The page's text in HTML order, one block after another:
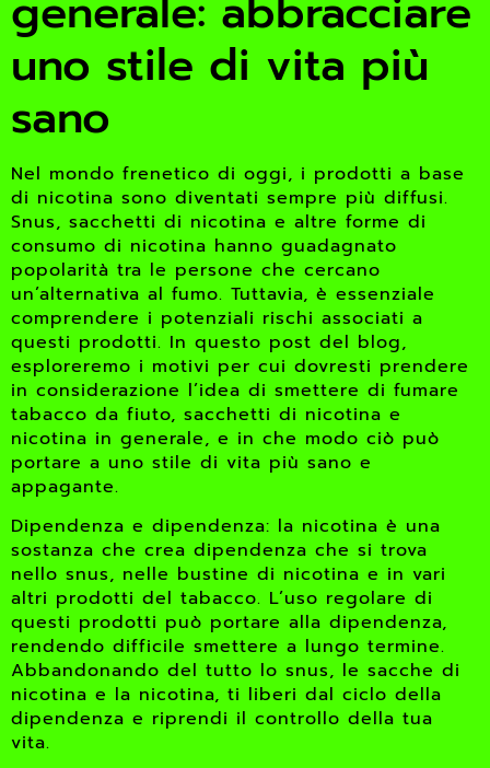
uno stile di vita più
sano
Nel mondo frenetico di oggi, i prodotti a base
di nicotina sono diventati sempre più diffusi.
Snus, sacchetti di nicotina e altre forme di
consumo di nicotina hanno guadagnato
popolarità tra le persone che cercano
un’alternativa al fumo. Tuttavia, è essenziale
comprendere i potenziali rischi associati a
questi prodotti. In questo post del blog,
esploreremo i motivi per cui dovresti prendere
in considerazione l’idea di smettere di fumare
tabacco da fiuto, sacchetti di nicotina e
nicotina in generale, e in che modo ciò può
portare a uno stile di vita più sano e
appagante.
Dipendenza e dipendenza: la nicotina è una
sostanza che crea dipendenza che si trova
nello snus, nelle bustine di nicotina e in vari
altri prodotti del tabacco. L’uso regolare di
questi prodotti può portare alla dipendenza,
rendendo difficile smettere a lungo termine.
Abbandonando del tutto lo snus, le sacche di
nicotina e la nicotina, ti liberi dal ciclo della
dipendenza e riprendi il controllo della tua
vita.